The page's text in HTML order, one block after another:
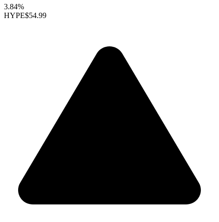
3.84%
HYPE$54.99